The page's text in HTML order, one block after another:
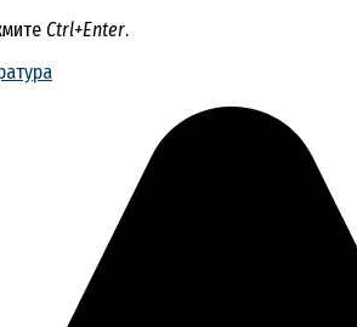
Ctrl+Enter.